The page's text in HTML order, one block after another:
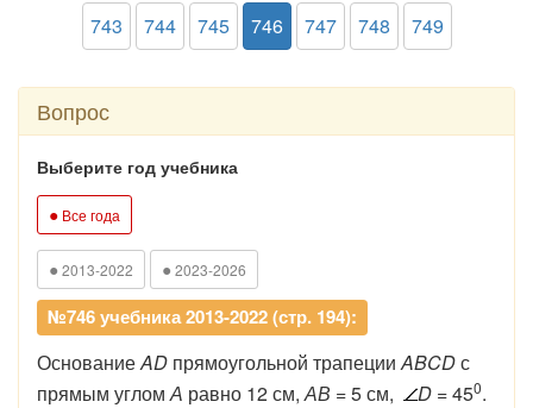
743 744 745 746 747 748 749
Вопрос
Выберите год учебника
● Все года
● 2013-2022 ● 2023-2026
№746 учебника 2013-2022 (стр. 194):
ОснованиеAD прямоугольной трапецииABCDс
прямым угломА равно 12 см,АВ = 5 см, D = 450.